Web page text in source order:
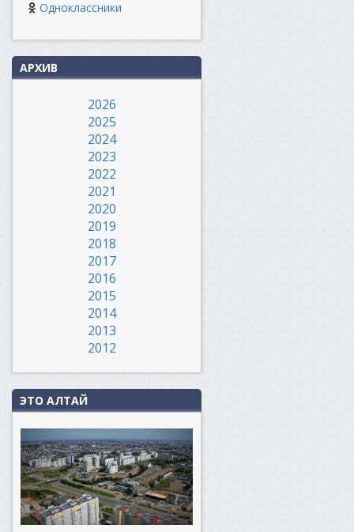
Одноклассники
АРХИВ
2026
2025
2024
2023
2022
2021
2020
2019
2018
2017
2016
2015
2014
2013
2012
ЭТО АЛТАЙ